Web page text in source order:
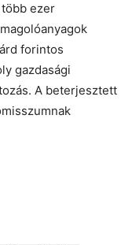
ezer
forintos
gazdasági
A beterjesztett